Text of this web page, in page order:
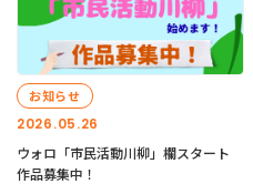
2026.05.26
お知らせ
ウォロ「市民活動川柳」欄スタート
作品募集中！